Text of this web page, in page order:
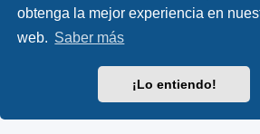
obtenga la mejor experiencia en
web. Saber más
¡Lo entiendo!
Privacidad